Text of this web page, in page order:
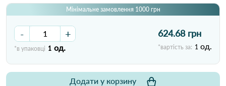
Мінімальне замовлення 1000 грн
- +
*в упаковці 1 од.
624.68 грн
*вартість за: 1 од.
Додати у корзину